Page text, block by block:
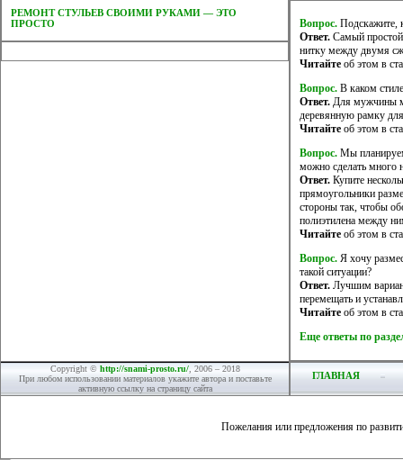
РЕМОНТ СТУЛЬЕВ СВОИМИ РУКАМИ — ЭТО
ПРОСТО
Вопрос. Подскажите,
Ответ. Самый простой
нитку между двумя
Читайте об этом в
Вопрос. В каком
Ответ. Для мужчины
деревянную рамку
Читайте об этом в
Вопрос. Мы
можно сделать много
Ответ. Купите
прямоугольники
стороны так, чтобы
полиэтилена между
Читайте об этом в
Вопрос. Я хочу
такой ситуации?
Ответ. Лучшим
перемещать и
Читайте об этом в
Еще ответы по
Copyright © http://snami-prosto.ru/, 2006 – 2018
При любом использовании материалов укажите автора и поставьте
активную ссылку на страницу сайта
ГЛАВНАЯ
Пожелания или предложения по